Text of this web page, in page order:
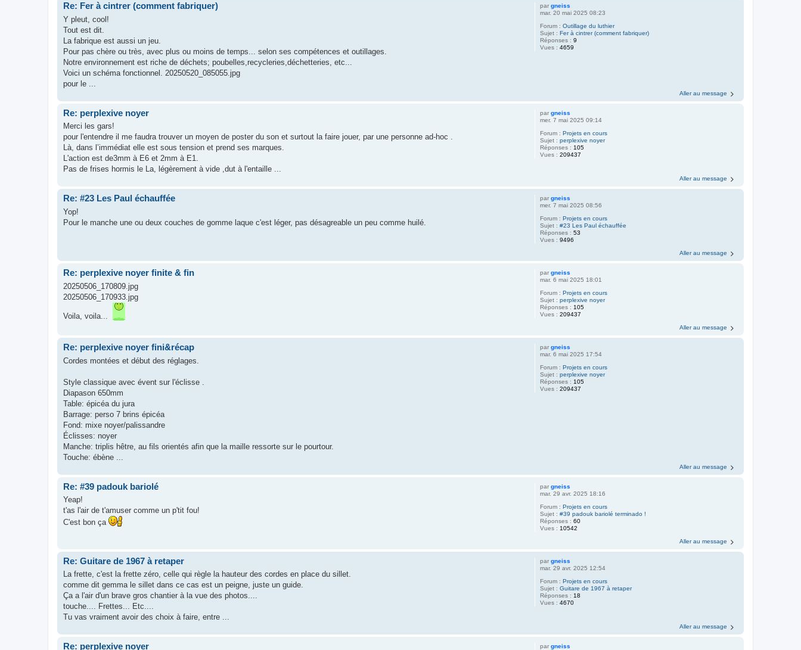
pargneiss
mar. 20 mai 2025 08:23
Forum :Outillage du luthier
Sujet :Fer à cintrer (comment fabriquer)
Réponses :9
Vues :4659
Re: Fer à cintrer (comment fabriquer)
Y pleut, cool!
Tout est dit.
La fabrique est aussi un jeu.
Pour pas chère ou très, avec plus ou moins de temps... selon ses compétences et outillages.
Notre environnement est riche de déchets; poubelles,recycleries,déchetteries, etc...
Voici un schéma fonctionnel. 20250520_085055.jpg
pour le ...
Aller au message
pargneiss
mer. 7 mai 2025 09:14
Forum :Projets en cours
Sujet :perplexive noyer
Réponses : 105
Vues :209437
Re: perplexive noyer
Merci les gars!
pour l'entendre il me faudra trouver un moyen de poster du son et surtout la faire jouer, par une personne ad-hoc .
Là, dans l’immédiat elle est sous tension et prend ses marques.
L'action est de3mm à E6 et 2mm à E1.
Pas de frises hormis le La, légèrement à vide ,dut à l'entaille ...
Aller au message
pargneiss
mer. 7 mai 2025 08:56
Forum :Projets en cours
Sujet :#23 Les Paul échauffée
Réponses :53
Vues :9496
Re: #23 Les Paul échauffée
Yop!
Pour le manche une ou deux couches de gomme laque c'est léger, pas désagreable un peu comme huilé.
Aller au message
pargneiss
mar. 6 mai 2025 18:01
Forum :Projets en cours
Sujet :perplexive noyer
Réponses :105
Vues :209437
Re: perplexive noyer finite & fin
20250506_170809.jpg
20250506_170933.jpg
Voila, voila...
Aller au message
pargneiss
mar. 6 mai 2025 17:54
Forum :Projets en cours
Sujet :perplexive noyer
Réponses :105
Vues :209437
Re: perplexive noyer fini&récap
Cordes montées et début des réglages.
Style classique avec évent sur l'éclisse .
Diapason 650mm
Table: épicéa du jura
Barrage: perso 7 brins épicéa
Fond: mixe noyer/palissandre
Éclisses: noyer
Manche: triplis hêtre, au fils orientés afin que la maille ressorte sur le pourtour.
Touche: ébène ...
Aller au message
pargneiss
mar. 29 avr. 2025 18:16
Forum :Projets en cours
Sujet :#39 padouk bariolé terminado !
Réponses :60
Vues : 10542
Re: #39 padouk bariolé
Yeap!
t'as l'air de t'amuser comme un p'tit fou!
C'est bon ça
Aller au message
pargneiss
mar. 29 avr. 2025 12:54
Forum :Projets en cours
Sujet :Guitare de 1967 à retaper
Réponses : 18
Vues :4670
Re: Guitare de 1967 à retaper
La frette, c'est la frette zéro, celle qui règle la hauteur des cordes en place du sillet.
comme dit gemma le sillet dans ce cas est un peigne, juste un guide.
Ça a l'air d'un brave gros chantier à la vue des photos....
touche.... Frettes... Etc....
Tu vas vraiment avoir des choix à faire, entre ...
Aller au message
pargneiss
Re: perplexive noyer